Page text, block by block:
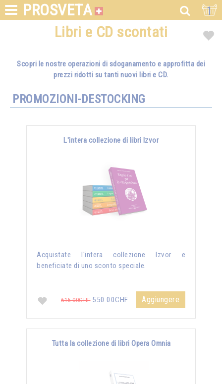
PROSVETA 1
Libri e CD scontati
Scopri le nostre operazioni di sdoganamento e approfitta dei
prezzi ridotti su tanti nuovi libri e CD.
PROMOZIONI-DESTOCKING
L'intera collezione di libri Izvor
Acquistate l'intera collezione Izvor e
beneficiate di uno sconto speciale.
616.00CHF550.00CHF Aggiungere
Tutta la collezione di libri Opera Omnia